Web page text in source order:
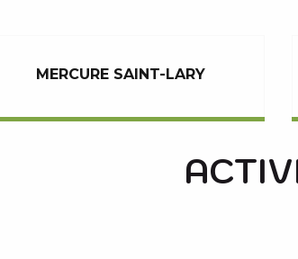
MERCURE SAINT-LARY